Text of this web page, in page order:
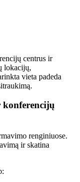
centrus ir
lokacijų,
vieta padeda
renginiuose.
ir skatina